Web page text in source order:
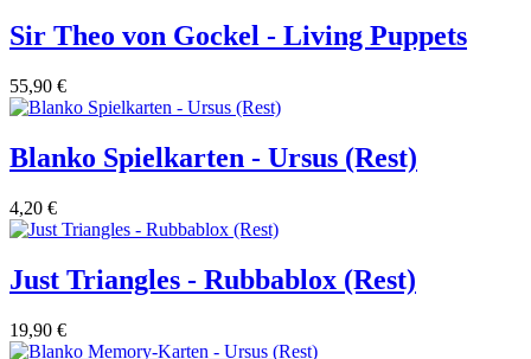
Sir Theo von Gockel - Living Puppets
55,90 €
Blanko Spielkarten - Ursus (Rest)
4,20 €
Just Triangles - Rubbablox (Rest)
19,90 €